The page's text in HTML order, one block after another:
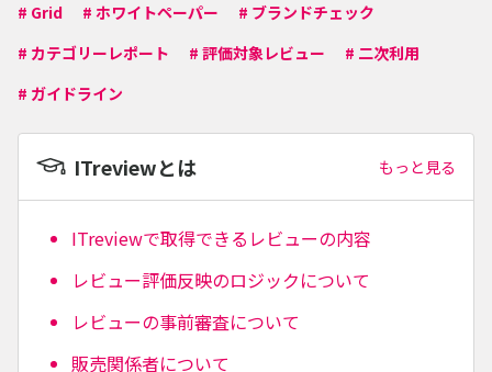
# Grid
# ホワイトペーパー
# ブランドチェック
# カテゴリーレポート
# 評価対象レビュー
# 二次利用
# ガイドライン
ITreviewとは もっと見る
ITreviewで取得できるレビューの内容
レビュー評価反映のロジックについて
レビューの事前審査について
販売関係者について